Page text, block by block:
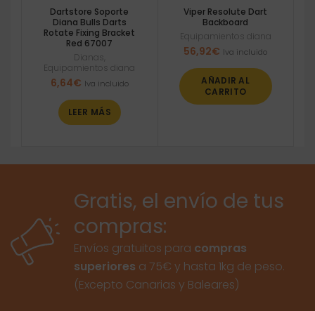
Dartstore Soporte
Diana Bulls Darts
Rotate Fixing Bracket
Red 67007
Dianas
Equipamientos diana
6,64€ Iva incluido
LEER MÁS
Viper Resolute Dart
Backboard
Equipamientos diana
56,92€ Iva incluido
AÑADIR AL
CARRITO
Gratis, el envío de tus
compras:
Envíos gratuitos para compras
superiores a 75€ y hasta 1kg de peso.
(Excepto Canarias y Baleares)